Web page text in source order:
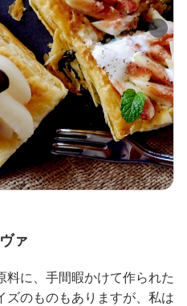
ァ
に、手間暇かけて作られた
ズのものもありますが、私は